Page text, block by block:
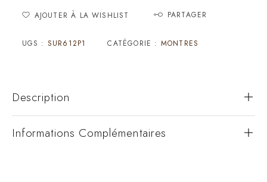
AJOUTER À LA WISHLIST PARTAGER
UGS : SUR612P1 CATÉGORIE : MONTRES
Description
Informations Complémentaires